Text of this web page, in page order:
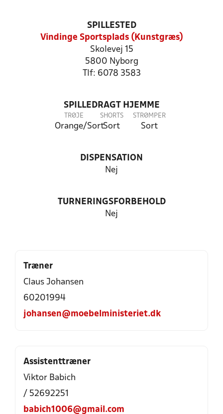
SPILLESTED
Vindinge Sportsplads (Kunstgræs)
Skolevej 15
5800 Nyborg
Tlf: 6078 3583
SPILLEDRAGT HJEMME
TRØJE
Orange/Sort
SHORTS
Sort
STRØMPER
Sort
DISPENSATION
Nej
TURNERINGSFORBEHOLD
Nej
Træner
Claus Johansen
60201994
johansen@moebelministeriet.dk
Assistenttræner
Viktor Babich
/ 52692251
babich1006@gmail.com